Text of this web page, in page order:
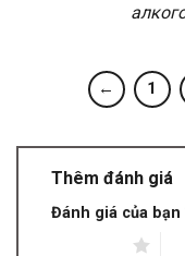
← 1
Thêm đánh giá
Đánh giá của bạn